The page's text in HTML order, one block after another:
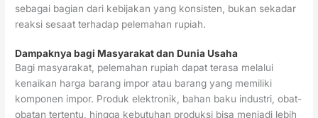
sebagai bagian dari kebijakan yang konsisten, bukan sekadar
reaksi sesaat terhadap pelemahan rupiah.
Dampaknya bagi Masyarakat dan Dunia Usaha
Bagi masyarakat, pelemahan rupiah dapat terasa melalui
kenaikan harga barang impor atau barang yang memiliki
komponen impor. Produk elektronik, bahan baku industri, obat-
obatan tertentu, hingga kebutuhan produksi bisa menjadi lebih